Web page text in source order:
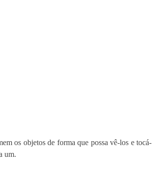
os objetos de forma que possa vê-los e tocá-
um.